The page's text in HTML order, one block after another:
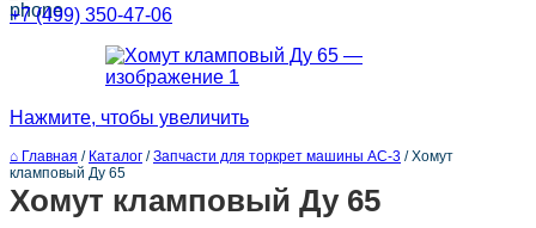
+7 (499) 350-47-06
Нажмите, чтобы увеличить
⌂ Главная / Каталог /Запчасти для торкрет машины АС-3 /Хомут
кламповый Ду 65
Хомут кламповый Ду 65